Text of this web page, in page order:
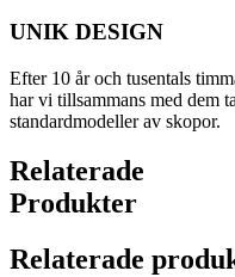
UNIK DESIGN
Efter 10 år och tusentals
har vi tillsammans med dem
standardmodeller av skopor.
Relaterade
Produkter
Relaterade